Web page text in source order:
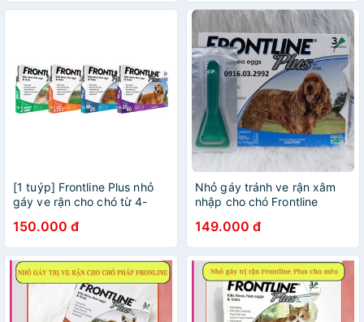
[1 tuýp] Frontline Plus nhỏ
gáy ve rận cho chó từ 4-
150.000 đ
Nhỏ gáy tránh ve rận xâm
nhập cho chó Frontline
149.000 đ